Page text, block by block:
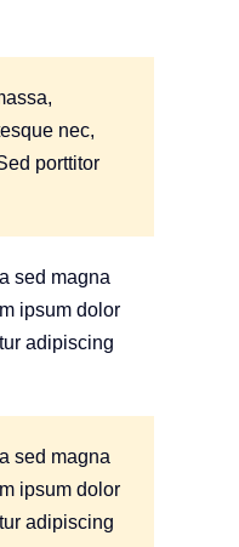
nec,
porttitor
sed magna
ipsum dolor
adipiscing
sed magna
ipsum dolor
adipiscing